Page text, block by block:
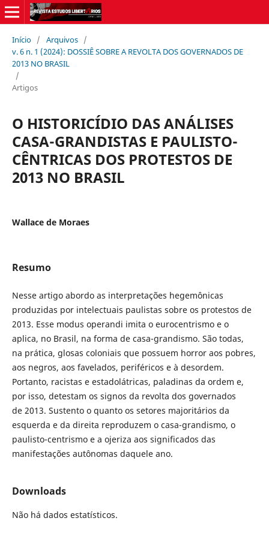
Início / Arquivos /
v. 6 n. 1 (2024): DOSSIÊ SOBRE A REVOLTA DOS GOVERNADOS DE
2013 NO BRASIL
/
Artigos
O HISTORICÍDIO DAS ANÁLISES
CASA-GRANDISTAS E PAULISTO-
CÊNTRICAS DOS PROTESTOS DE
2013 NO BRASIL
Wallace de Moraes
Resumo
Nesse artigo abordo as interpretações hegemônicas
produzidas por intelectuais paulistas sobre os protestos de
2013. Esse modus operandi imita o eurocentrismo e o
aplica, no Brasil, na forma de casa-grandismo. São todas,
na prática, glosas coloniais que possuem horror aos pobres,
aos negros, aos favelados, periféricos e à desordem.
Portanto, racistas e estadolátricas, paladinas da ordem e,
por isso, detestam os signos da revolta dos governados
de 2013. Sustento o quanto os setores majoritários da
esquerda e da direita reproduzem o casa-grandismo, o
paulisto-centrismo e a ojeriza aos significados das
manifestações autônomas daquele ano.
Downloads
Não há dados estatísticos.